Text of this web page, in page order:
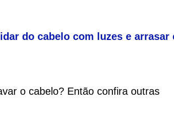
do cabelo com luzes e arrasar
o cabelo? Então confira outras